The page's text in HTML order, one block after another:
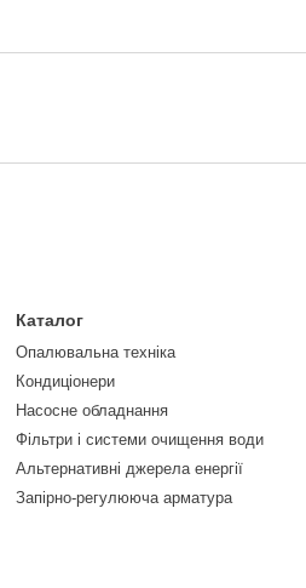
Каталог
Опалювальна техніка
Кондиціонери
Насосне обладнання
Фільтри і системи очищення води
Альтернативні джерела енергії
Запірно-регулююча арматура